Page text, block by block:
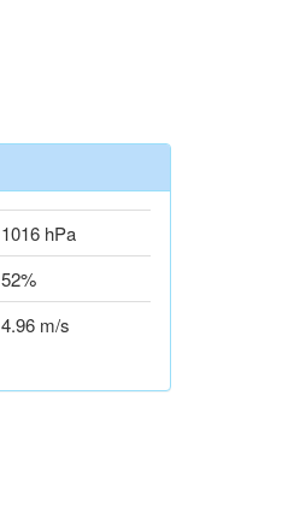
1016 hPa
52%
4.96 m/s